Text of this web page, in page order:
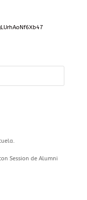
Session de Alumni